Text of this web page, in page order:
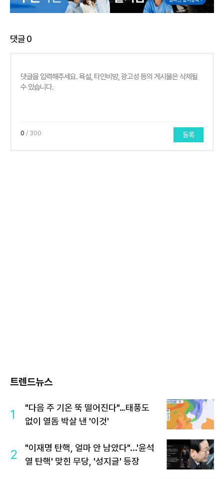
댓글0
0 / 300 등록
트렌드뉴스
1
"다음 주 기온 뚝 떨어진다"…태풍도
없이 열돔 박살 낸 '이것'
2
"이재명 탄핵, 얼마 안 남았다"...'윤석
열 탄핵' 맞힌 무당, '성지글' 등장